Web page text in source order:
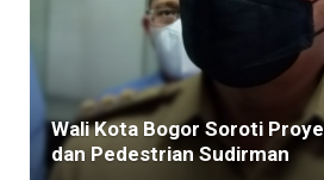
Wali Kota Bogor Soroti
dan Pedestrian Sudirman